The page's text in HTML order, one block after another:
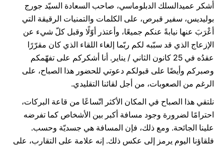
أشكر عميدالسلك الدبلوماسي، صاحب السعادة السيّد جورج
بوليديس، سفير قبرص، على الكلمات والتمنيات الرقيقة التي
أعْرَبَ عنها نيابةً عنكم جميعًا، وأعتذر أوّلًا وقبل كلّ شيء عن
الإزعاج الذي قد سبّبه لكم ربّما إلغاء اللقاء الذي كان مقرّرًا
عقدُه في 25 كانون الثاني / يناير. أنا أشكركم على تفهّمكم
وصبركم وأيضًا على قبولكم دعوتي للحضور هذا الصباح، على
الرغم من الصعوبات، من أجل لقائنا التقليدي.
نلتقي هذا الصباح في المكان الأكثر اتّساعًا من قاعة البركات،
احترامًا لضرورة وجود مسافة أكبر بين الأشخاص كما تفرضه
علينا الجائحة. ومع ذلك، فإن المسافة هي جسديّة وحسب.
فلقاؤنا اليوم يرمز إلى عكس ذلك. إنه علامة على التقارب، على